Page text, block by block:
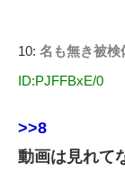
10: 名も無き被検
ID:PJFFBxE/0
>>8
動画は見れて